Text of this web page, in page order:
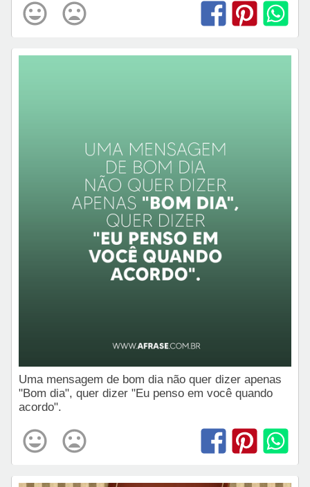
Uma mensagem de bom dia não quer dizer apenas
"Bom dia", quer dizer "Eu penso em você quando
acordo".